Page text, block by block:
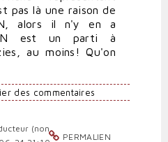
pas là une raison de
alors il n'y en a
est un parti à
au moins! Qu'on
des commentaires
PERMALIEN
(non